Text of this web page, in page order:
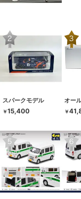
スパークモデル
￥15,400
オー
￥